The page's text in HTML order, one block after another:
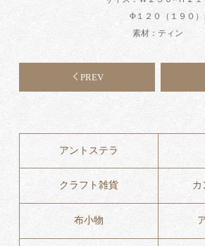
Φ１２０（１９０）
素材：ティン
PREV
アントステラ
クラフト雑貨 カ
布小物